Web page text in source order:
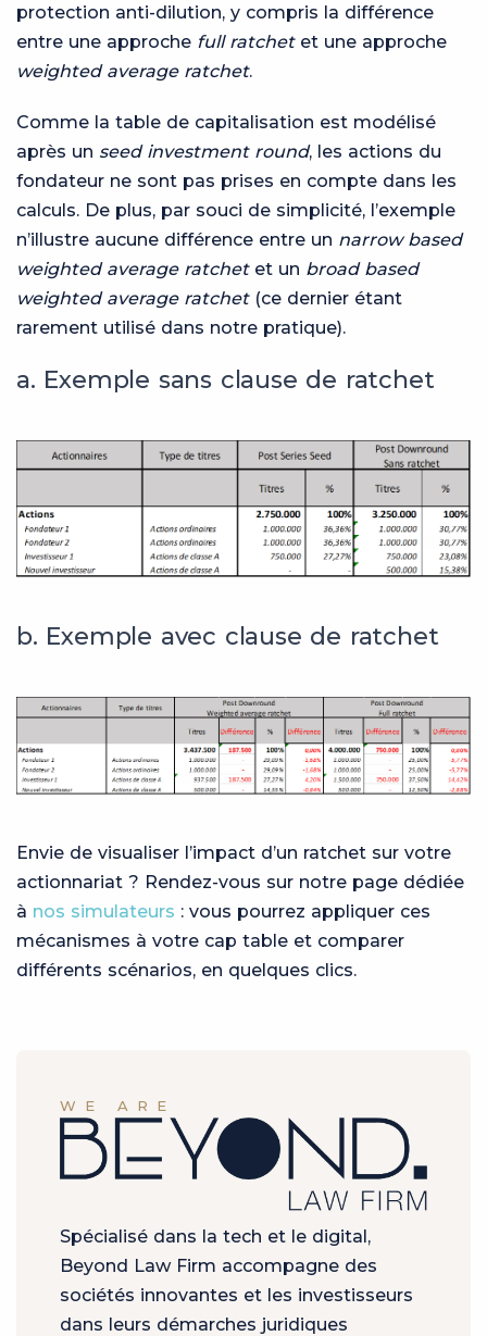
protection anti-dilution, y compris la différence
entre une approche full ratchetet une approche
weighted average ratchet.
Comme la table de capitalisation est modélisé
après un seed investment round, les actions du
fondateur ne sont pas prises en compte dans les
calculs. De plus, par souci de simplicité, l’exemple
n’illustre aucune différence entre un narrow based
weighted average ratchetet un broad based
weighted average ratchet(ce dernier étant
rarement utilisé dans notre pratique).
a. Exemple sans clause de ratchet
b. Exemple avec clause de ratchet
Envie de visualiser l’impact d’un ratchet sur votre
actionnariat ? Rendez-vous sur notre page dédiée
à nos simulateurs : vous pourrez appliquer ces
mécanismes à votre cap table et comparer
différents scénarios, en quelques clics.
WE ARE
Spécialisé dans la tech et le digital,
Beyond Law Firm accompagne des
sociétés innovantes et les investisseurs
dans leurs démarches juridiques